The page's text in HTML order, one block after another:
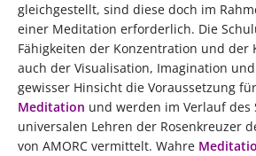
gleichgestellt, sind diese doch im
einer Meditation erforderlich. Die
Fähigkeiten der Konzentration und der
auch der Visualisation, Imagination
gewisser Hinsicht die Voraussetzung
Meditation und werden im Verlauf des
universalen Lehren der Rosenkreuzer
von AMORC vermittelt. Wahre